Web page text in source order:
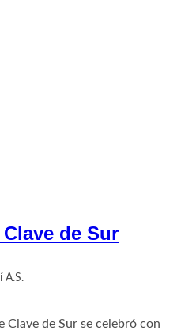
de Sur
A.S.
Clave de Sur se celebró con